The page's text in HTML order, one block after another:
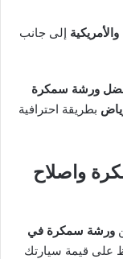
إلى جانب
ورشة سمكرة
بطريقة احترافية
واصلاح
ورشة سمكرة في
على قيمة سيارتك